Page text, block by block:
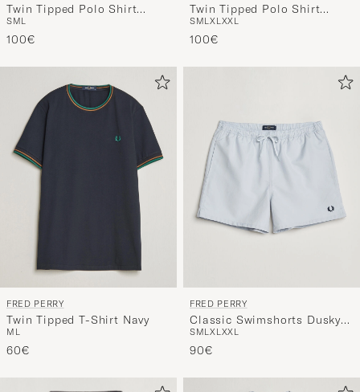
Twin Tipped Polo Shirt
Black
SML
100€
Twin Tipped Polo Shirt
Snow White
SMLXLXXL
100€
FRED PERRY
Twin Tipped T-Shirt Navy
M L
60€
FRED PERRY
Classic Swimshorts Dusky
Blue
SMLXLXXL
90€